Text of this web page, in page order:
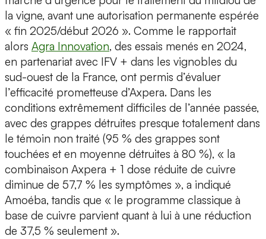
la vigne, avant une autorisation permanente espérée
« fin 2025/début 2026 ». Comme le rapportait
alors Agra Innovation, des essais menés en 2024,
en partenariat avec IFV + dans les vignobles du
sud-ouest de la France, ont permis d’évaluer
l’efficacité prometteuse d’Axpera. Dans les
conditions extrêmement difficiles de l’année passée,
avec des grappes détruites presque totalement dans
le témoin non traité (95 % des grappes sont
touchées et en moyenne détruites à 80 %), « la
combinaison Axpera + 1 dose réduite de cuivre
diminue de 57,7 % les symptômes », a indiqué
Amoéba, tandis que « le programme classique à
base de cuivre parvient quant à lui à une réduction
de 37,5 % seulement ».